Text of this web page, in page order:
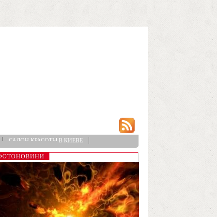
САЛОН КРАСОТЫ В КИЕВЕ